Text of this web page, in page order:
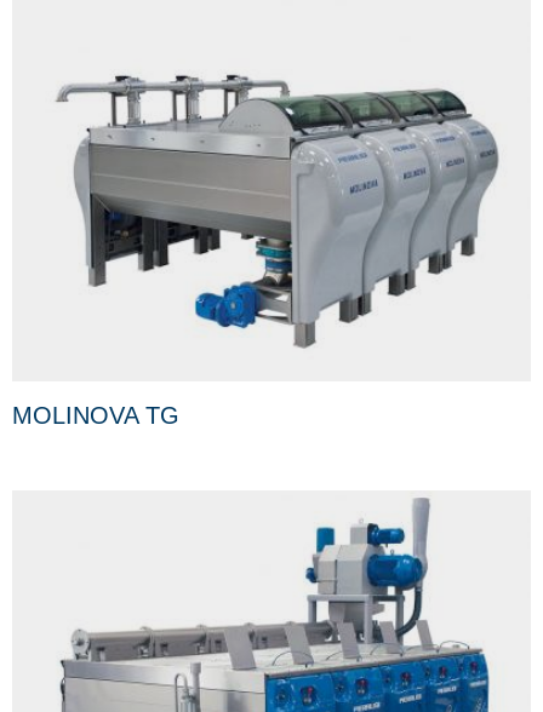
MOLINOVA TG